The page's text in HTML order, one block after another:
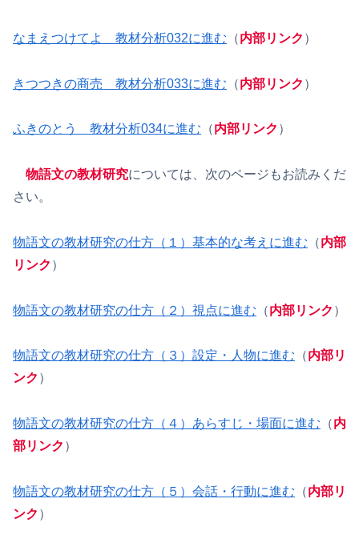
なまえつけてよ 教材分析032に進む （内部リンク ）
きつつきの商売 教材分析033に進む （内部リンク ）
ふきのとう 教材分析034に進む （内部リンク ）
物語文の教材研究については、次のページもお読みくだ
さい。
物語文の教材研究の仕方（１）基本的な考えに進む （内部
リンク ）
物語文の教材研究の仕方（２）視点に進む （内部リンク ）
物語文の教材研究の仕方（３）設定・人物に進む （内部リ
ンク ）
物語文の教材研究の仕方（４）あらすじ・場面に進む （内
部リンク ）
物語文の教材研究の仕方（５）会話・行動に進む （内部リ
ンク ）